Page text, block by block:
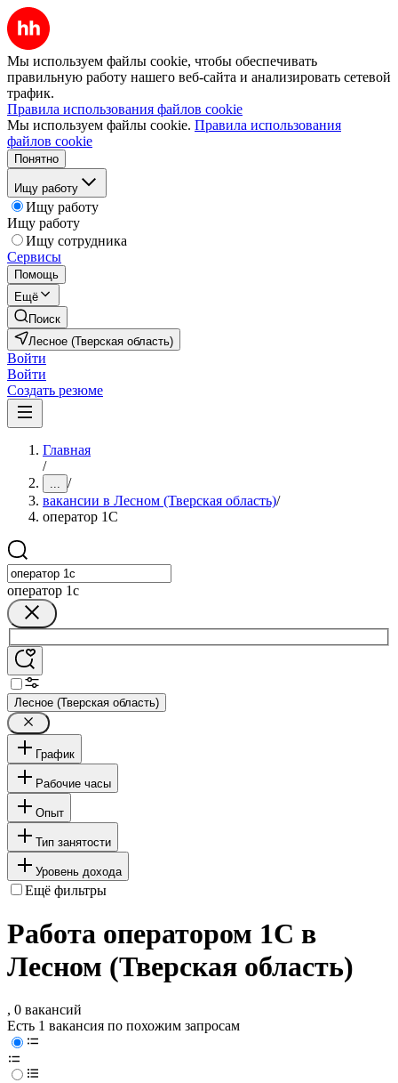
Мы используем файлы cookie, чтобы обеспечивать
правильную работу нашего веб-сайта и анализировать сетевой
трафик.
Правила использования файлов cookie
Мы используем файлы cookie. Правила использования
файлов cookie
Понятно
Ищу работу
Ищу работу
Ищу работу
Ищу сотрудника
Сервисы
Помощь
Ещё
Поиск
Лесное (Тверская область)
Войти
Войти
Создать резюме
Главная
/
... /
вакансии в Лесном (Тверская область)/
оператор 1C
оператор 1c
Лесное (Тверская область)
График
Рабочие часы
Опыт
Тип занятости
Уровень дохода
Ещё фильтры
Работа оператором 1C в
Лесном (Тверская область)
, 0 вакансий
Есть 1 вакансия по похожим запросам